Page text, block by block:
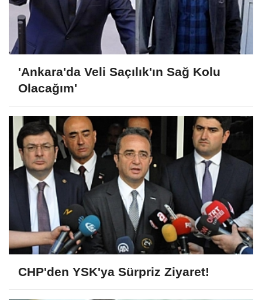
'Ankara'da Veli Saçılık'ın Sağ Kolu
Olacağım'
CHP'den YSK'ya Sürpriz Ziyaret!